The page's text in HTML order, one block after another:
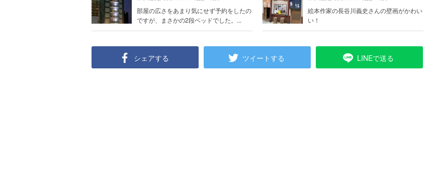
部屋の広さをあまり気にせず予約をしたの
ですが、まさかの2段ベッドでした。...
絵本作家の長谷川義史さんの壁画がかわい
い！
シェアする ツイートする LINEで送る